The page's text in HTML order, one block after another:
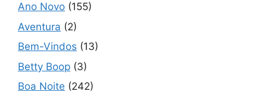
Ano Novo (155)
Aventura (2)
Bem-Vindos (13)
Betty Boop (3)
Boa Noite (242)